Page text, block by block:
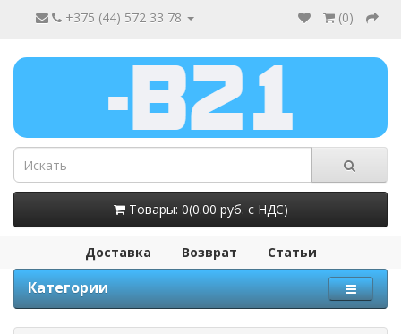
+375 (44) 572 33 78 (0)
Товары: 0(0.00 руб. с НДС)
Доставка Возврат Статьи
Категории